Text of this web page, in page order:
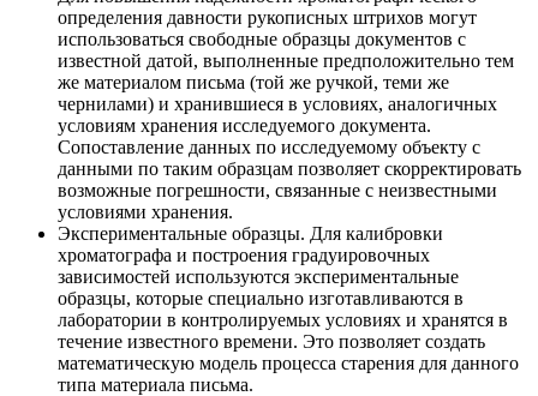
определения давности рукописных штрихов могут
использоваться свободные образцы документов с
известной датой, выполненные предположительно тем
же материалом письма (той же ручкой, теми же
чернилами) и хранившиеся в условиях, аналогичных
условиям хранения исследуемого документа.
Сопоставление данных по исследуемому объекту с
данными по таким образцам позволяет скорректировать
возможные погрешности, связанные с неизвестными
условиями хранения.
Экспериментальные образцы. Для калибровки
хроматографа и построения градуировочных
зависимостей используются экспериментальные
образцы, которые специально изготавливаются в
лаборатории в контролируемых условиях и хранятся в
течение известного времени. Это позволяет создать
математическую модель процесса старения для данного
типа материала письма.